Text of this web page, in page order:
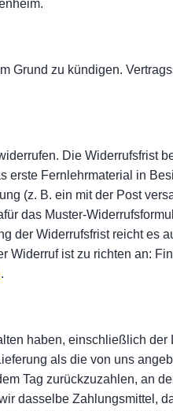
Grund zu kündigen.
Die Widerrufsfrist
erste Fernlehrmaterial in
(z. B. ein mit der Post
das Muster-
der Widerrufsfrist reicht es
Widerruf ist zu richten an:
.
haben, einschließlich der
als die von uns
Tag zurückzuzahlen, an
dasselbe Zahlungsmittel,